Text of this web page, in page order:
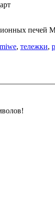
печей
miwe, тележки,